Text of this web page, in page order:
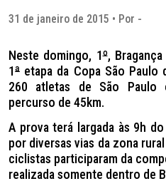
31 de janeiro de 2015 • Por -
Neste domingo, 1º,
1ª etapa da Copa São Paulo
260 atletas de São Paulo
percurso de 45km.
A prova terá largada às 9h
por diversas vias da zona
ciclistas participaram da
realizada somente dentro de